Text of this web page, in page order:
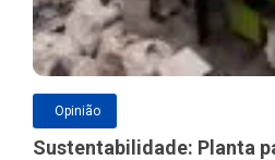
Opinião
Sustentabilidade: Planta